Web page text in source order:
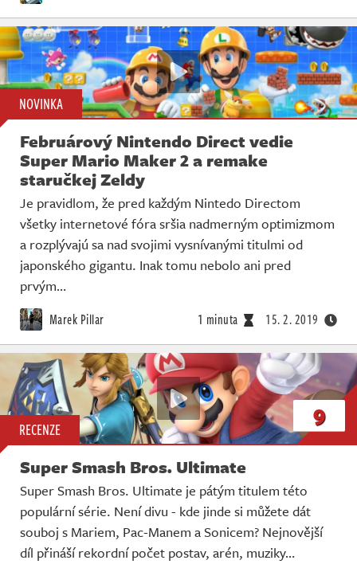
NOVINKA
Februárový Nintendo Direct vedie
Super Mario Maker 2 a remake
staručkej Zeldy
Je pravidlom, že pred každým Nintedo Directom
všetky internetové fóra sršia nadmerným optimizmom
a rozplývajú sa nad svojimi vysnívanými titulmi od
japonského gigantu. Inak tomu nebolo ani pred
prvým…
Marek Pillar 1 minuta 15. 2. 2019
RECENZE 9
Super Smash Bros. Ultimate
Super Smash Bros. Ultimate je pátým titulem této
populární série. Není divu - kde jinde si můžete dát
souboj s Mariem, Pac-Manem a Sonicem? Nejnovější
díl přináší rekordní počet postav, arén, muziky…